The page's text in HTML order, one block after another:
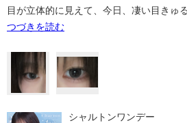
目が立体的に見えて、今日、凄い目きゅ
つづきを読む
シャルトンワンデー